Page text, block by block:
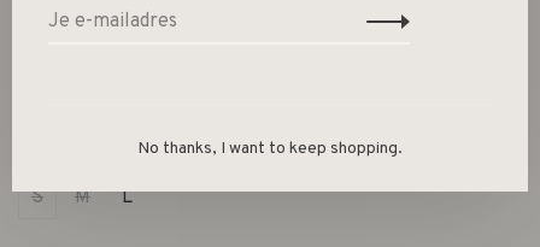
Korte mouwen t-shirt met rundhals 100% KATOEN
S M L
No thanks, I want to keep shopping.